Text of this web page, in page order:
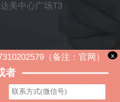
（备注：官网）
者
x
美中心广场T3